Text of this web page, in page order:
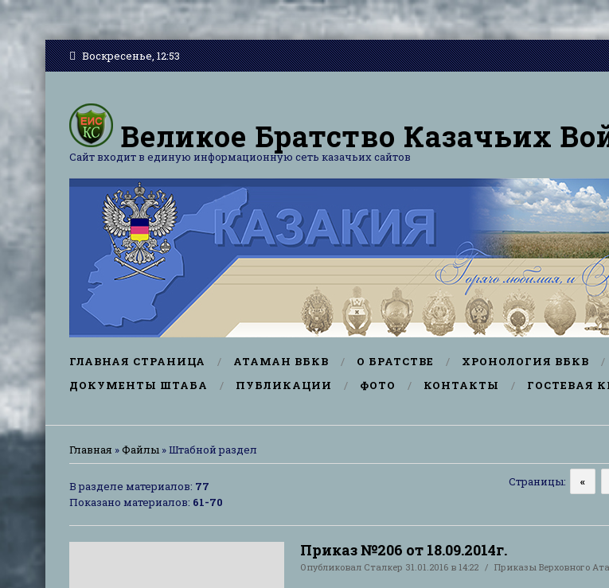
Воскресенье, 12:53
Великое Братство Казачьих
Сайт входит в единую информационную сеть казачьих сайтов
ГЛАВНАЯ СТРАНИЦА АТАМАН ВБКВ О БРАТСТВЕ ХРОНОЛОГИЯ ВБКВ
ДОКУМЕНТЫ ШТАБА
ПУБЛИКАЦИИ ФОТО КОНТАКТЫ ГОСТЕВАЯ
Главная »Файлы » Штабной раздел
В разделе материалов: 77
Показано материалов: 61-70
Страницы: «
Приказ №206 от 18.09.2014г.
Опубликовал Сталкер 31.01.2016 в 14:22 Приказы Верховного